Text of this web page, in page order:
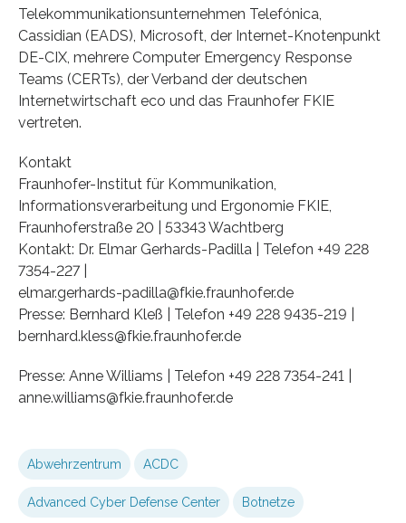
Telekommunikationsunternehmen Telefónica,
Cassidian (EADS), Microsoft, der Internet-Knotenpunkt
DE-CIX, mehrere Computer Emergency Response
Teams (CERTs), der Verband der deutschen
Internetwirtschaft eco und das Fraunhofer FKIE
vertreten.
Kontakt
Fraunhofer-Institut für Kommunikation,
Informationsverarbeitung und Ergonomie FKIE,
Fraunhoferstraße 20 | 53343 Wachtberg
Kontakt: Dr. Elmar Gerhards-Padilla | Telefon +49 228
7354-227 |
elmar.gerhards-padilla@fkie.fraunhofer.de
Presse: Bernhard Kleß | Telefon +49 228 9435-219 |
bernhard.kless@fkie.fraunhofer.de
Presse: Anne Williams | Telefon +49 228 7354-241 |
anne.williams@fkie.fraunhofer.de
Abwehrzentrum ACDC
Advanced Cyber Defense Center Botnetze